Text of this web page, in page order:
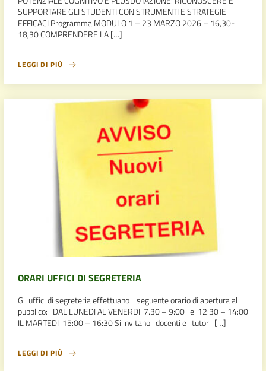
SUPPORTARE GLI STUDENTI CON STRUMENTI E STRATEGIE
EFFICACI Programma MODULO 1 – 23 MARZO 2026 – 16,30-
18,30 COMPRENDERE LA […]
LEGGI DI PIÙ
ORARI UFFICI DI SEGRETERIA
Gli uffici di segreteria effettuano il seguente orario di apertura al
pubblico: DAL LUNEDI AL VENERDI 7.30 – 9:00 e 12:30 – 14:00
IL MARTEDI 15:00 – 16:30 Si invitano i docenti e i tutori […]
LEGGI DI PIÙ